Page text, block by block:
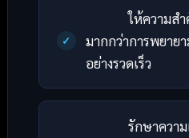
ให้ความสำคั
มากกว่าการพยาย
อย่างรวดเร็ว
รักษาความเป็